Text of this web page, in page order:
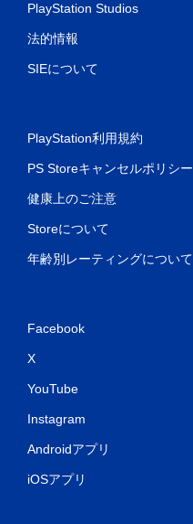
PlayStation Studios
法的情報
SIEについて
PlayStation利用規約
PS Storeキャンセルポリシー
健康上のご注意
Storeについて
年齢別レーティングについて
Facebook
X
YouTube
Instagram
Androidアプリ
iOSアプリ